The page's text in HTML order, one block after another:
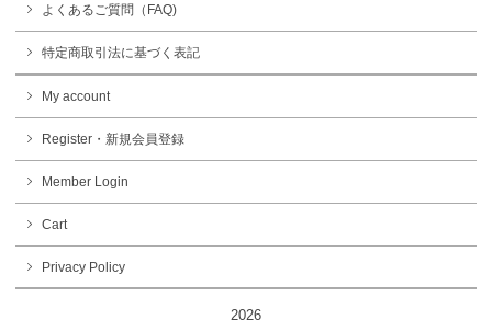
よくあるご質問（FAQ)
特定商取引法に基づく表記
My account
Register・新規会員登録
Member Login
Cart
Privacy Policy
2026